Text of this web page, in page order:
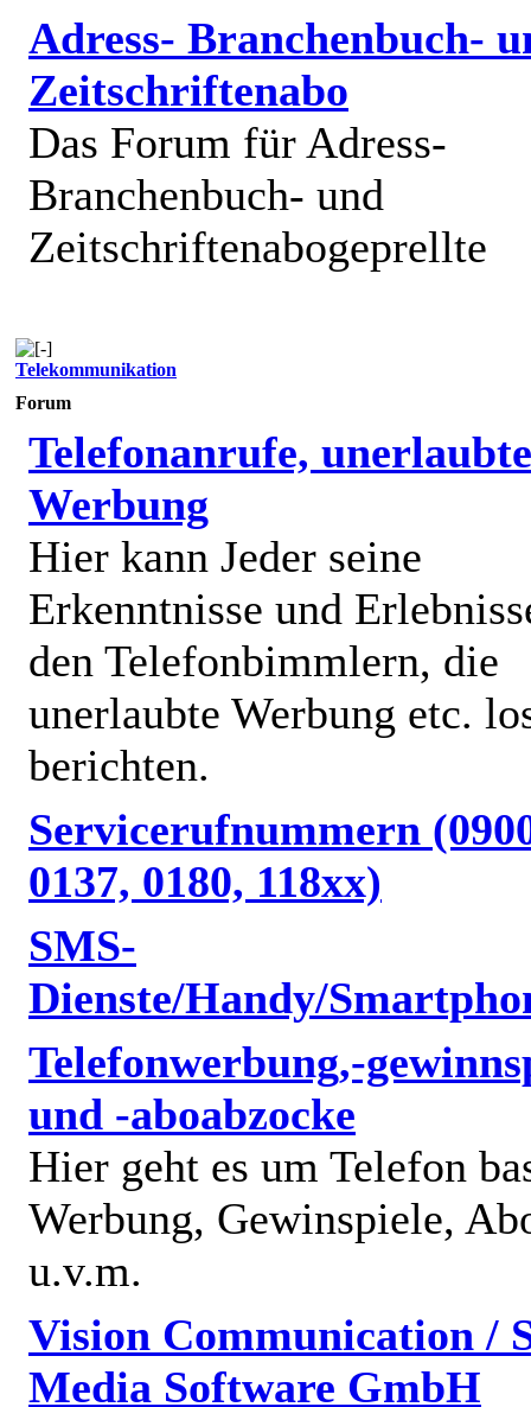
Adress- Branchenbuch-
Zeitschriftenabo
Das Forum für Adress-
Branchenbuch- und
Zeitschriftenabogeprellte
Telekommunikation
Forum
Telefonanrufe, unerlaubte
Werbung
Hier kann Jeder seine
Erkenntnisse und
den Telefonbimmlern, die
unerlaubte Werbung etc.
berichten.
Servicerufnummern
0137, 0180, 118xx)
SMS-
Dienste/Handy/
Telefonwerbung,-
und -aboabzocke
Hier geht es um Telefon
Werbung, Gewinspiele,
u.v.m.
Vision Communication /
Media Software GmbH